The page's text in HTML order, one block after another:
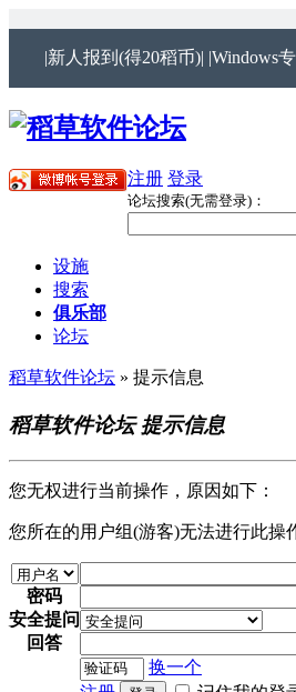
|新人报到(得20稻币)| |Windows
注册 登录
论坛搜索(无需登录)：
设施
搜索
俱乐部
论坛
稻草软件论坛 » 提示信息
稻草软件论坛 提示信息
您无权进行当前操作，原因如下：
您所在的用户组(游客)无法进行此操
密码
安全提问
回答
换一个